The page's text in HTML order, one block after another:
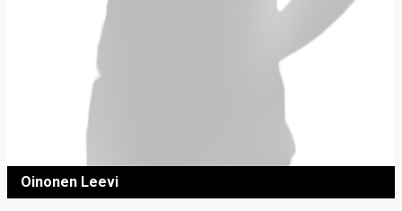
Oinonen Leevi